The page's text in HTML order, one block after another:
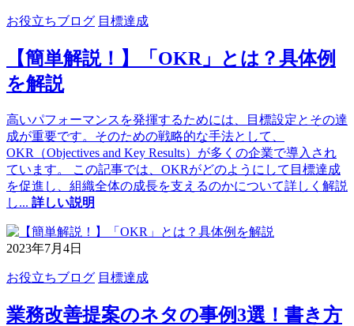
お役立ちブログ 目標達成
【簡単解説！】「OKR」とは？具体例
を解説
高いパフォーマンスを発揮するためには、目標設定とその達
成が重要です。そのための戦略的な手法として、
OKR（Objectives and Key Results）が多くの企業で導入され
ています。 この記事では、OKRがどのようにして目標達成
を促進し、組織全体の成長を支えるのかについて詳しく解説
し... 詳しい説明
2023年7月4日
お役立ちブログ 目標達成
業務改善提案のネタの事例3選！書き方